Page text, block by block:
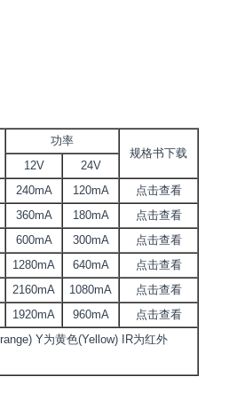
功率
规格书下载
12V
24V
240mA 120mA
点击查看
360mA 180mA
点击查看
600mA 300mA
点击查看
1280mA 640mA
点击查看
2160mA 1080mA
点击查看
1920mA 960mA
点击查看
Y为黄色(Yellow) IR为红外